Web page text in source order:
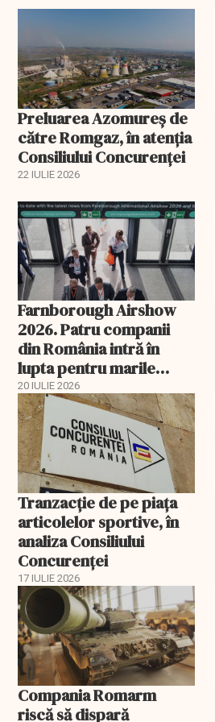
Preluarea Azomureş de
către Romgaz, în atenţia
Consiliului Concurenţei
22 IULIE 2026
Farnborough Airshow
2026. Patru companii
din România intră în
lupta pentru marile
contracte din aviație și
apărare
20 IULIE 2026
Tranzacție de pe piața
articolelor sportive, în
analiza Consiliului
Concurenţei
17 IULIE 2026
Compania Romarm
riscă să dispară